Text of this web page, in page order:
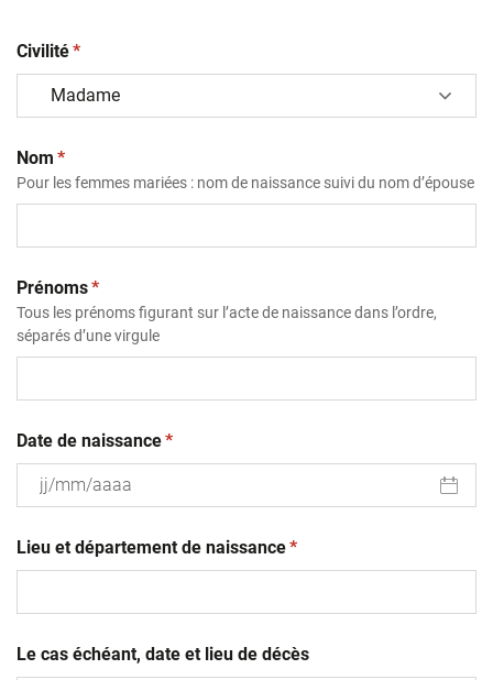
Civilité(obligatoire)
*
Nom (obligatoire)
*
Pour les femmes mariées : nom de naissance suivi du nom d’épouse
Prénoms(obligatoire)
*
Tous les prénoms figurant sur l’acte de naissance dans l’ordre,
séparés d’une virgule
Date de naissance(obligatoire)
*
slash
MM
Lieu et département de naissance(obligatoire)
*
Le cas échéant, date et lieu de décès